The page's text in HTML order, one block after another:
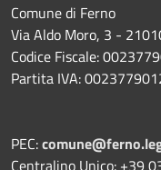
Comune di Ferno
Via Aldo Moro, 3 -
Codice Fiscale:
Partita IVA:
PEC:
Centralino Unico: +39